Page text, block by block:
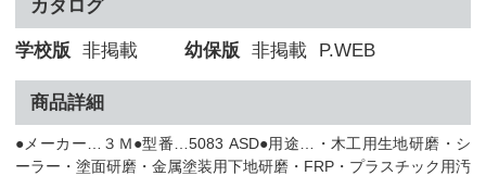
カタログ
学校版 非掲載 幼保版 非掲載 P.WEB
商品詳細
●メーカー…３Ｍ●型番…5083 ASD●用途…・木工用生地研磨・シ
ーラー・塗面研磨・金属塗装用下地研磨・FRP・プラスチック用汚